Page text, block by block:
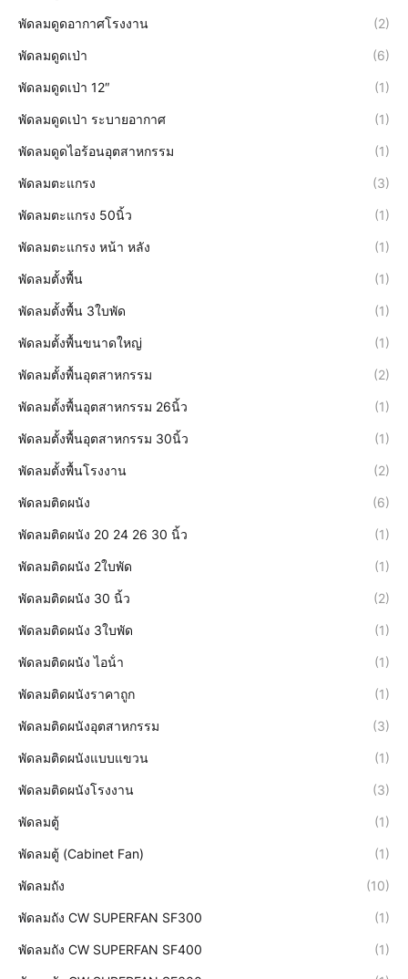
พัดลมดูดอากาศโรงงาน (2)
พัดลมดูดเป่า (6)
พัดลมดูดเป่า 12″ (1)
พัดลมดูดเป่า ระบายอากาศ (1)
พัดลมดูดไอร้อนอุตสาหกรรม (1)
พัดลมตะแกรง (3)
พัดลมตะแกรง 50นิ้ว (1)
พัดลมตะแกรง หน้า หลัง (1)
พัดลมตั้งพื้น (1)
พัดลมตั้งพื้น 3ใบพัด (1)
พัดลมตั้งพื้นขนาดใหญ่ (1)
พัดลมตั้งพื้นอุตสาหกรรม (2)
พัดลมตั้งพื้นอุตสาหกรรม 26นิ้ว (1)
พัดลมตั้งพื้นอุตสาหกรรม 30นิ้ว (1)
พัดลมตั้งพื้นโรงงาน (2)
พัดลมติดผนัง (6)
พัดลมติดผนัง 20 24 26 30 นิ้ว (1)
พัดลมติดผนัง 2ใบพัด (1)
พัดลมติดผนัง 30 นิ้ว (2)
พัดลมติดผนัง 3ใบพัด (1)
พัดลมติดผนัง ไอน้ํา (1)
พัดลมติดผนังราคาถูก (1)
พัดลมติดผนังอุตสาหกรรม (3)
พัดลมติดผนังแบบแขวน (1)
พัดลมติดผนังโรงงาน (3)
พัดลมตู้ (1)
พัดลมตู้ (Cabinet Fan) (1)
พัดลมถัง (10)
พัดลมถัง CW SUPERFAN SF300 (1)
พัดลมถัง CW SUPERFAN SF400 (1)